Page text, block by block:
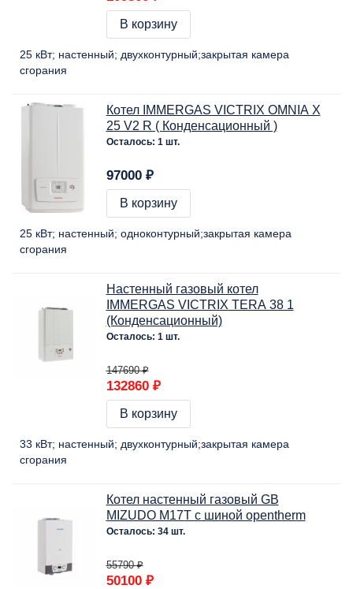
В корзину
25 кВт настенный двухконтурный закрытая камера
сгорания
Котел IMMERGAS VICTRIX OMNIA X
25 V2 R ( Конденсационный )
Осталось: 1 шт.
97000 ₽
В корзину
25 кВт настенный одноконтурный закрытая камера
сгорания
Настенный газовый котел
IMMERGAS VICTRIX TERA 38 1
(Конденсационный)
Осталось: 1 шт.
147690 ₽
132860 ₽
В корзину
33 кВт настенный двухконтурный закрытая камера
сгорания
Котел настенный газовый GB
MIZUDO M17Т c шиной opentherm
Осталось: 34 шт.
55790 ₽
50100 ₽